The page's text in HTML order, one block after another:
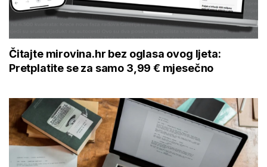
Čitajte mirovina.hr bez oglasa ovog ljeta:
Pretplatite se za samo 3,99 € mjesečno